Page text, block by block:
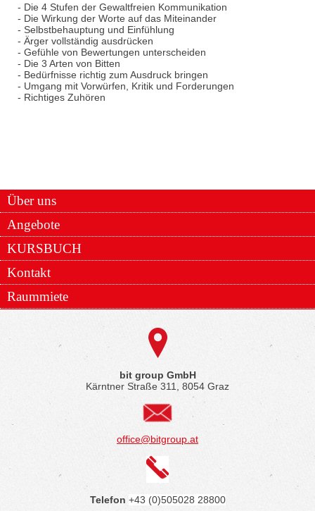
- Die 4 Stufen der Gewaltfreien Kommunikation
- Die Wirkung der Worte auf das Miteinander
- Selbstbehauptung und Einfühlung
- Ärger vollständig ausdrücken
- Gefühle von Bewertungen unterscheiden
- Die 3 Arten von Bitten
- Bedürfnisse richtig zum Ausdruck bringen
- Umgang mit Vorwürfen, Kritik und Forderungen
- Richtiges Zuhören
Über uns
Angebote
KURSBUCH
Kontakt
Raummiete
bit group GmbH
Kärntner Straße 311, 8054 Graz
office@bitgroup.at
Telefon +43 (0)505028 28800